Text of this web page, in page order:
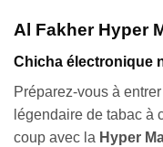
Al Fakher Hyper
Chicha électronique
Préparez-vous à
légendaire de tabac à
coup avec la Hyper